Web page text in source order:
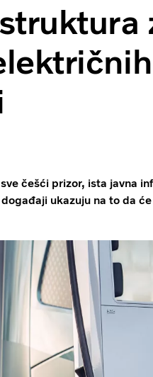
češći prizor, ista javna
ukazuju na to da